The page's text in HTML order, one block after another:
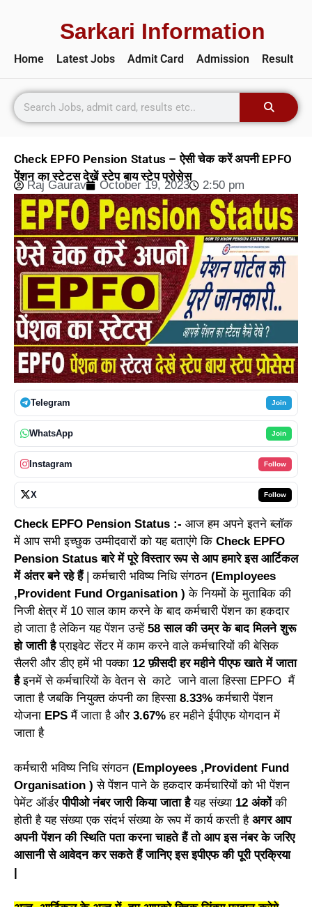
Sarkari Information
Home Latest Jobs Admit Card Admission Result
Check EPFO Pension Status – ऐसी चेक करें अपनी EPFO
पेंशन का स्टेटस देखें स्टेप बाय स्टेप प्रोसेस
Raj Gaurav October 19, 2023 2:50 pm
Telegram Join
WhatsApp Join
Instagram Follow
X Follow
Check EPFO Pension Status :- आज हम अपने इतने ब्लॉक
में आप सभी इच्छुक उम्मीदवारों को यह बताएंगे कि Check EPFO
Pension Status बारे में पूरे विस्तार रूप से आप हमारे इस आर्टिकल
में अंतर बने रहे हैं | कर्मचारी भविष्य निधि संगठन (Employees
,Provident Fund Organisation ) के नियमों के मुताबिक की
निजी क्षेत्र में 10 साल काम करने के बाद कर्मचारी पेंशन का हकदार
हो जाता है लेकिन यह पेंशन उन्हें 58 साल की उम्र के बाद मिलने शुरू
हो जाती हैप्राइवेट सेंटर में काम करने वाले कर्मचारियों की बेसिक
सैलरी और डीए हमें भी पक्का 12 फ़ीसदी हर महीने पीएफ खाते में जाता
हैइनमें से कर्मचारियों के वेतन से काटे जाने वाला हिस्सा EPFO मैं
जाता है जबकि नियुक्त कंपनी का हिस्सा 8.33% कर्मचारी पेंशन
योजना EPS मैं जाता है और 3.67% हर महीने ईपीएफ योगदान में
जाता है
कर्मचारी भविष्य निधि संगठन (Employees ,Provident Fund
Organisation ) से पेंशन पाने के हकदार कर्मचारियों को भी पेंशन
पेमेंट ऑर्डरपीपीओ नंबर जारी किया जाता हैयह संख्या 12 अंकोंकी
होती है यह संख्या एक संदर्भ संख्या के रूप में कार्य करती है अगर आप
अपनी पेंशन की स्थिति पता करना चाहते हैं तो आप इस नंबर के जरिए
आसानी से आवेदन कर सकते हैं जानिए इस इपीएफ की पूरी प्रक्रिया